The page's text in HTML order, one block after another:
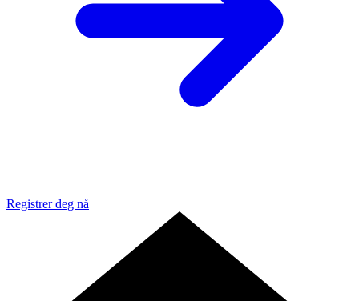
Registrer deg nå